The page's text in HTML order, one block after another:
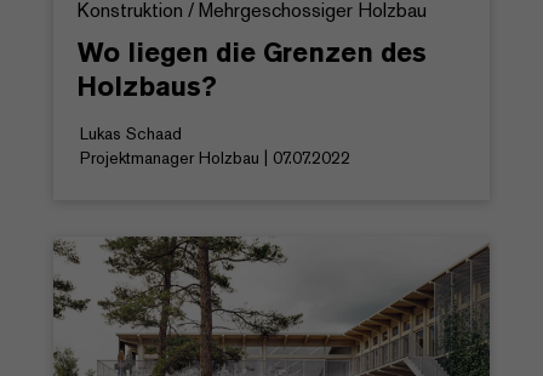
Konstruktion / Mehrgeschossiger Holzbau
Wo liegen die Grenzen des
Holzbaus?
Lukas Schaad
Projektmanager Holzbau | 07.07.2022